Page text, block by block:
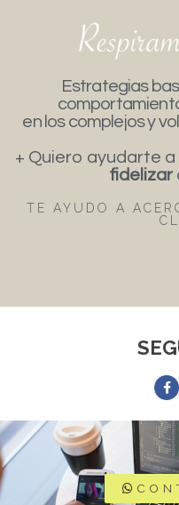
Estrategias
en los complejos y
+ Quiero ayudarte a
fidelizar
TE AYUDO A